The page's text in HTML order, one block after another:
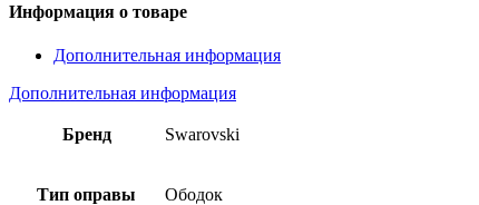
Информация о товаре
Дополнительная информация
Дополнительная информация
Бренд Swarovski
Тип оправы Ободок